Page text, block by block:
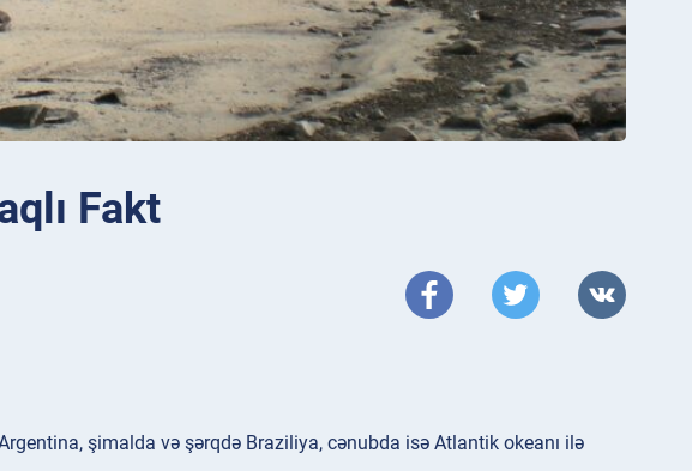
Fakt
şimalda və şərqdə Braziliya, cənubda isə Atlantik okeanı ilə